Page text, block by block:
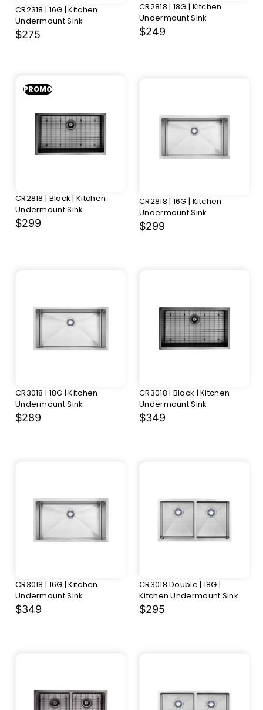
CR2318 | 16G | Kitchen
Undermount Sink
$275
CR2818 | 18G | Kitchen
Undermount Sink
$249
PROMO
CR2818 | Black | Kitchen
Undermount Sink
$299
CR2818 | 16G | Kitchen
Undermount Sink
$299
CR3018 | 18G | Kitchen
Undermount Sink
$289
CR3018 | Black | Kitchen
Undermount Sink
$349
CR3018 | 16G | Kitchen
Undermount Sink
$349
CR3018 Double | 18G |
Kitchen Undermount Sink
$295